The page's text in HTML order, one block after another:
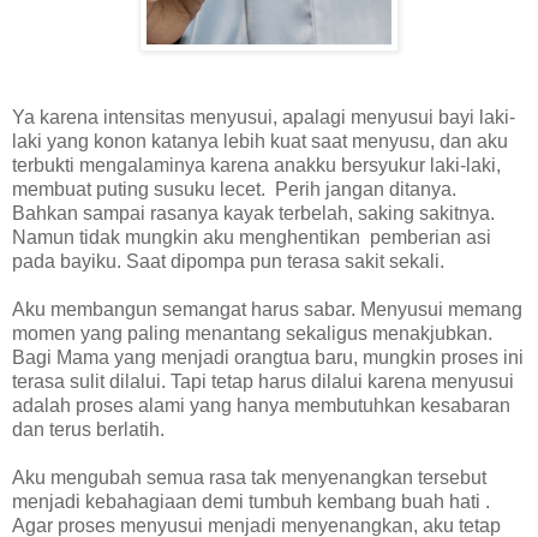
Ya karena intensitas menyusui, apalagi menyusui bayi laki-
laki yang konon katanya lebih kuat saat menyusu, dan aku
terbukti mengalaminya karena anakku bersyukur laki-laki,
membuat puting susuku lecet. Perih jangan ditanya.
Bahkan sampai rasanya kayak terbelah, saking sakitnya.
Namun tidak mungkin aku menghentikan pemberian asi
pada bayiku. Saat dipompa pun terasa sakit sekali.
Aku membangun semangat harus sabar. Menyusui memang
momen yang paling menantang sekaligus menakjubkan.
Bagi Mama yang menjadi orangtua baru, mungkin proses ini
terasa sulit dilalui. Tapi tetap harus dilalui karena menyusui
adalah proses alami yang hanya membutuhkan kesabaran
dan terus berlatih.
Aku mengubah semua rasa tak menyenangkan tersebut
menjadi kebahagiaan demi tumbuh kembang buah hati .
Agar proses menyusui menjadi menyenangkan, aku tetap